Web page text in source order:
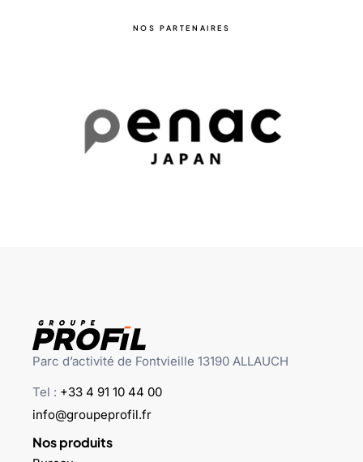
NOS PARTENAIRES
Parc d’activité de Fontvieille 13190 ALLAUCH
Tel : +33 4 91 10 44 00
info@groupeprofil.fr
Nos produits